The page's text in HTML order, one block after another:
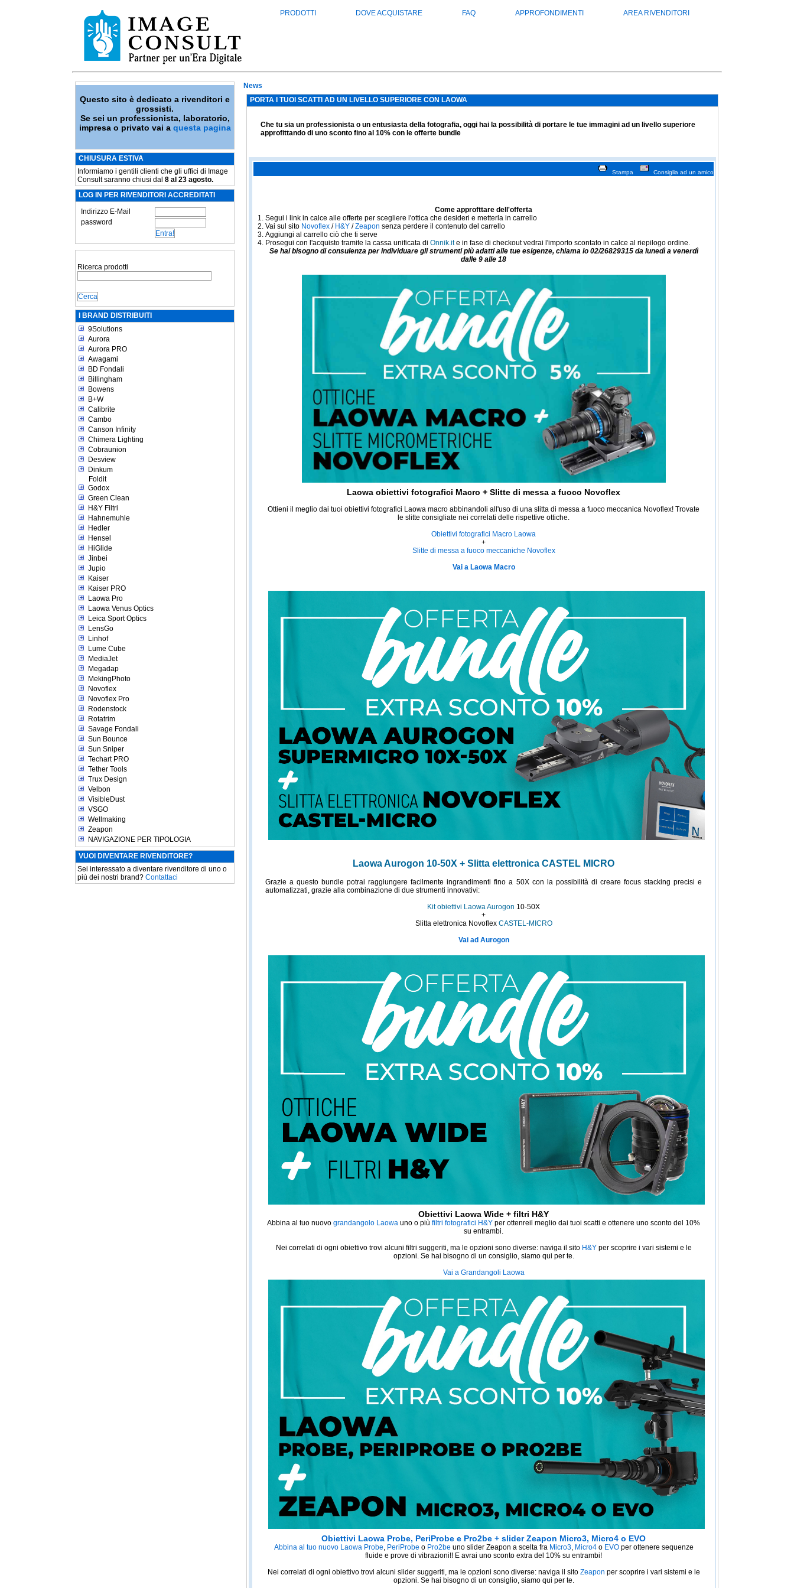
PRODOTTI DOVE ACQUISTARE FAQ APPROFONDIMENTI AREA RIVENDITORI
Questo sito è dedicato a rivenditori e
grossisti.
Se sei un professionista, laboratorio,
impresa o privato vai a questa pagina
CHIUSURA ESTIVA
Informiamo i gentili clienti che gli uffici di Image
Consult saranno chiusi dal 8 al 23 agosto.
LOG IN PER RIVENDITORI ACCREDITATI
Indirizzo E-Mail
password
Ricerca prodotti
I BRAND DISTRIBUITI
9Solutions
Aurora
Aurora PRO
Awagami
BD Fondali
Billingham
Bowens
B+W
Calibrite
Cambo
Canson Infinity
Chimera Lighting
Cobraunion
Desview
Dinkum
Foldit
Godox
Green Clean
H&Y Filtri
Hahnemuhle
Hedler
Hensel
HiGlide
Jinbei
Jupio
Kaiser
Kaiser PRO
Laowa Pro
Laowa Venus Optics
Leica Sport Optics
LensGo
Linhof
Lume Cube
MediaJet
Megadap
MekingPhoto
Novoflex
Novoflex Pro
Rodenstock
Rotatrim
Savage Fondali
Sun Bounce
Sun Sniper
Techart PRO
Tether Tools
Trux Design
Velbon
VisibleDust
VSGO
Wellmaking
Zeapon
NAVIGAZIONE PER TIPOLOGIA
VUOI DIVENTARE RIVENDITORE?
Sei interessato a diventare rivenditore di uno o
più dei nostri brand? Contattaci
News
PORTA I TUOI SCATTI AD UN LIVELLO SUPERIORE CON LAOWA
Che tu sia un professionista o un entusiasta della fotografia, oggi hai la possibilità di portare le tue immagini ad un livello superiore
approfittando di uno sconto fino al 10% con le offerte bundle
Stampa Consiglia ad un amico
Come approfttare dell'offerta
Segui i link in calce alle offerte per scegliere l'ottica che desideri e metterla in carrello
Vai sul sito Novoflex / H&Y /Zeapon senza perdere il contenuto del carrello
Aggiungi al carrello ciò che ti serve
Prosegui con l'acquisto tramite la cassa unificata di Onnik.ite in fase di checkout vedrai l'importo scontato in calce al riepilogo ordine.
Se hai bisogno di consulenza per individuare gli strumenti più adatti alle tue esigenze,chiama lo 02/26829315 da lunedì a venerdì
dalle 9 alle 18
Laowa obiettivi fotografici Macro + Slitte di messa a fuoco Novoflex
Ottieni il meglio dai tuoi obiettivi fotografici Laowa macro abbinandoli all'uso di una slitta di messa a fuoco meccanica Novoflex! Trovate
le slitte consigliate nei correlati delle rispettive ottiche.
Obiettivi fotografici Macro Laowa
+
Slitte di messa a fuoco meccaniche Novoflex
Vai a Laowa Macro
Laowa Aurogon 10-50X + Slitta elettronica CASTEL MICRO
Grazie a questo bundle potrai raggiungere facilmente ingrandimenti fino a 50X con la possibilità di creare focus stacking precisi e
automatizzati, grazie alla combinazione di due strumenti innovativi:
Kit obiettivi Laowa Aurogon 10-50X
+
Slitta elettronica Novoflex CASTEL-MICRO
Vai ad Aurogon
Obiettivi Laowa Wide + filtri H&Y
Abbina al tuo nuovo grandangolo Laowa uno o più filtri fotografici H&Y per ottenreil meglio dai tuoi scatti e ottenere uno sconto del 10%
su entrambi.
Nei correlati di ogni obiettivo trovi alcuni filtri suggeriti, ma le opzioni sono diverse: naviga il sito H&Yper scoprire i vari sistemi e le
opzioni. Se hai bisogno di un consiglio, siamo qui per te.
Vai a Grandangoli Laowa
Obiettivi Laowa Probe, PeriProbe e Pro2be + slider Zeapon Micro3, Micro4 o EVO
Abbina al tuo nuovo Laowa Probe, PeriProbe o Pro2be uno slider Zeapon a scelta fra Micro3, Micro4o EVOper ottenere sequenze
fluide e prove di vibrazioni!! E avrai uno sconto extra del 10% su entrambi!
Nei correlati di ogni obiettivo trovi alcuni slider suggeriti, ma le opzioni sono diverse: naviga il sito Zeapon per scoprire i vari sistemi e le
opzioni. Se hai bisogno di un consiglio, siamo qui per te.